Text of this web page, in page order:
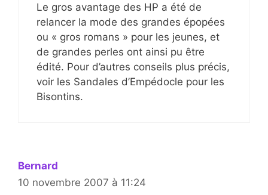
Le gros avantage des HP a été de
relancer la mode des grandes épopées
ou « gros romans » pour les jeunes, et
de grandes perles ont ainsi pu être
édité. Pour d’autres conseils plus précis,
voir les Sandales d’Empédocle pour les
Bisontins.
Bernard
10 novembre 2007 à 11:24